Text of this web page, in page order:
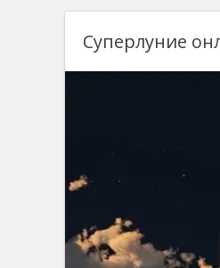
Суперлуние